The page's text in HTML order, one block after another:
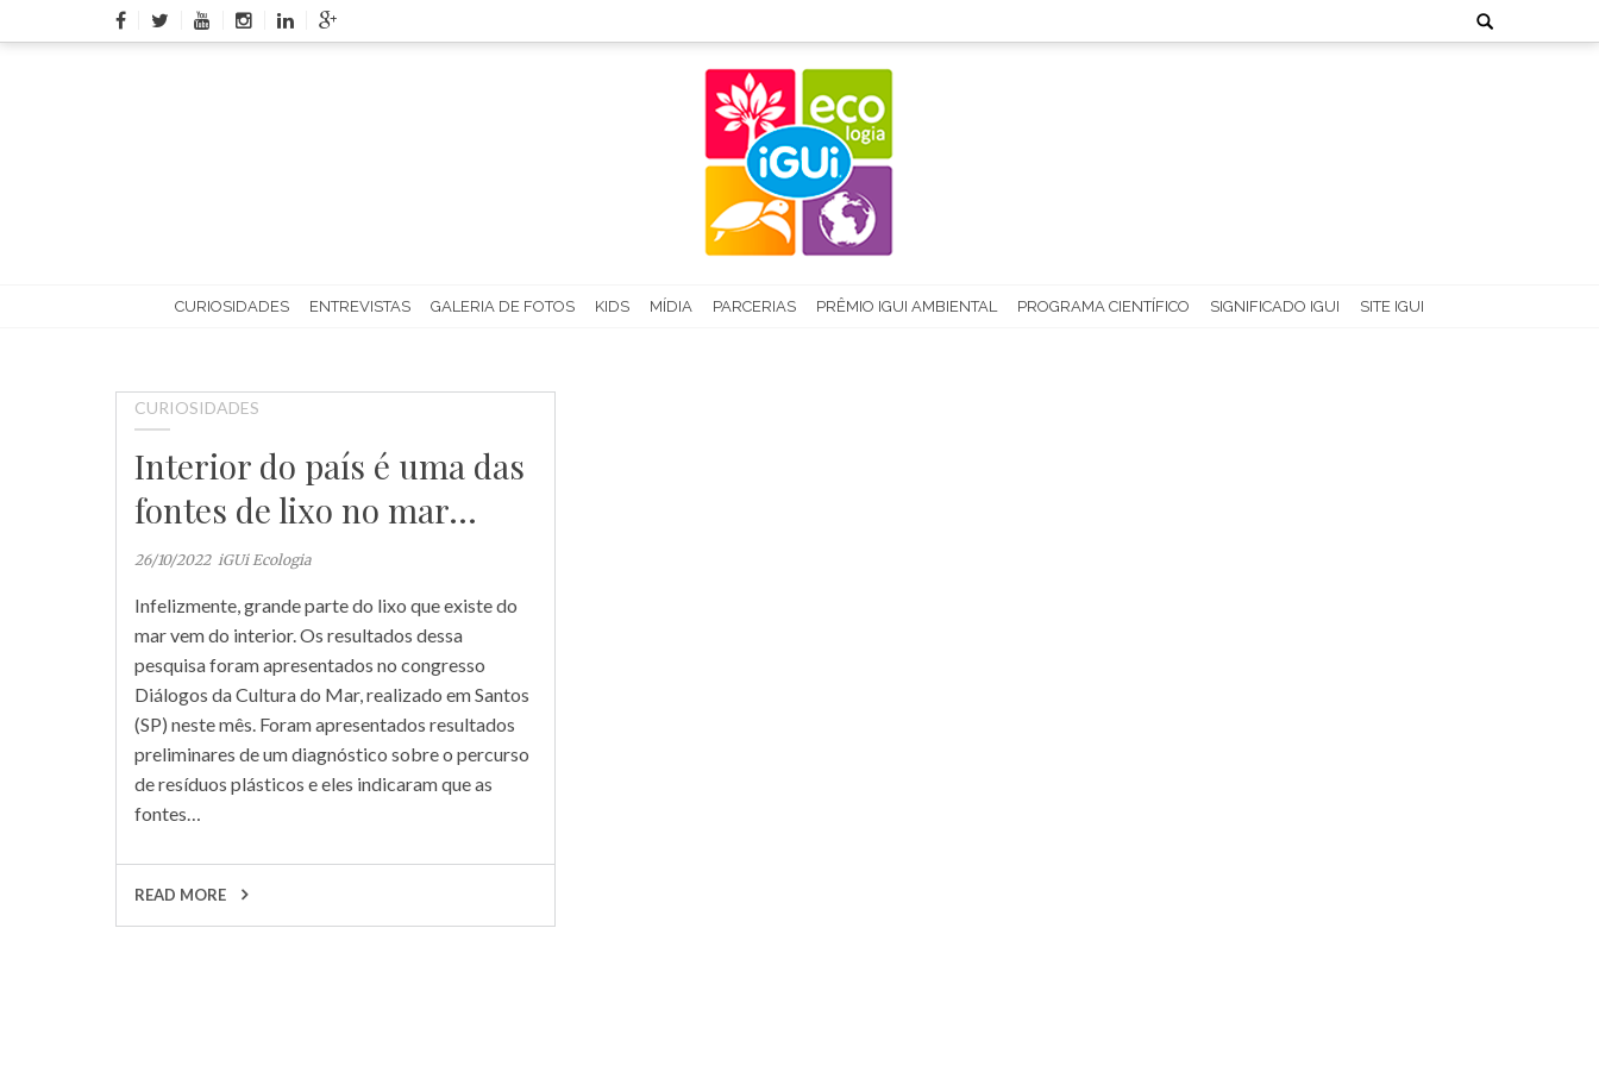
to
Search
for:
CURIOSIDADES ENTREVISTAS GALERIA DE FOTOS KIDS MÍDIA PARCERIAS PRÊMIO IGUI AMBIENTAL PROGRAMA CIENTÍFICO SIGNIFICADO IGUI SITE IGUI
CURIOSIDADES
Interior do país é uma das
fontes de lixo no mar…
26/10/2022 iGUi Ecologia
Infelizmente, grande parte do lixo que existe do
mar vem do interior. Os resultados dessa
pesquisa foram apresentados no congresso
Diálogos da Cultura do Mar, realizado em Santos
(SP) neste mês. Foram apresentados resultados
preliminares de um diagnóstico sobre o percurso
de resíduos plásticos e eles indicaram que as
fontes…
READ MORE